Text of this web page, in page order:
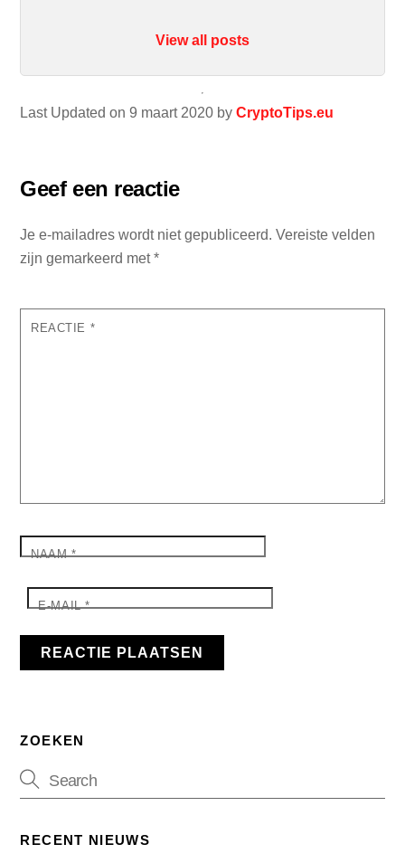
Last Updated on 9 maart 2020 byCryptoTips.eu
View all posts
Geef een reactie
Je e-mailadres wordt niet gepubliceerd. Vereiste velden
zijn gemarkeerd met*
REACTIE *
NAAM*
E-MAIL*
ZOEKEN
RECENT NIEUWS